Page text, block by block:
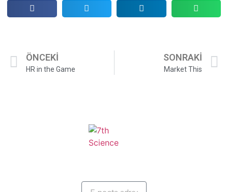
ÖNCEKİ
HR in the Game
SONRAKİ
Market This